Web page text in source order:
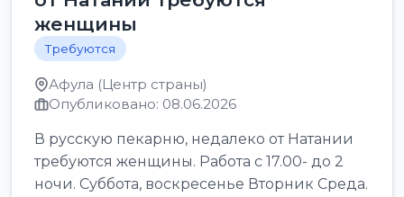
женщины
Требуются
Афула (Центр страны)
Опубликовано: 08.06.2026
В русскую пекарню, недалеко от Натании
требуются женщины. Работа с 17.00- до 2
ночи. Суббота, воскресенье Вторник Среда.